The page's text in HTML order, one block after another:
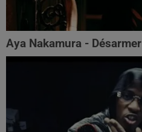
Aya Nakamura - Désarmer